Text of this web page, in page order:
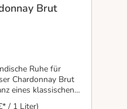
Brut
Ruhe für
Chardonnay Brut
eines klassischen
Ausdruckskraft
/ 1 Liter)